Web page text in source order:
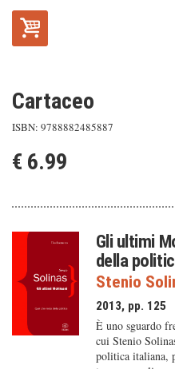
Cartaceo
ISBN: 9788882485887
€ 6.99
Gli ultimi
della
Stenio
2013, pp. 125
È uno sguardo
cui Stenio
politica italiana,